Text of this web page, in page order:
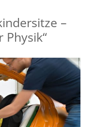
–
Physik“